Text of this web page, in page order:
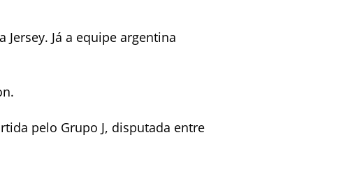
Já a equipe argentina
pelo Grupo J, disputada entre